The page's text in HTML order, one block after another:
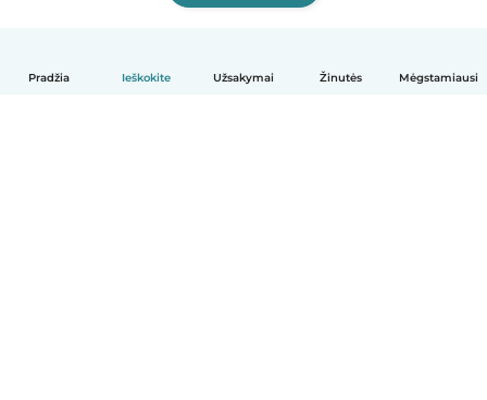
Pradžia Ieškokite Užsakymai Žinutės Mėgstamiausi